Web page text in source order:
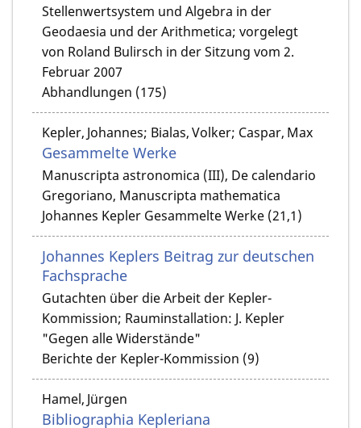
Stellenwertsystem und Algebra in der
Geodaesia und der Arithmetica; vorgelegt
von Roland Bulirsch in der Sitzung vom 2.
Februar 2007
Abhandlungen (175)
Kepler, Johannes; Bialas, Volker; Caspar, Max
Gesammelte Werke
Manuscripta astronomica (III), De calendario
Gregoriano, Manuscripta mathematica
Johannes Kepler Gesammelte Werke (21,1)
Johannes Keplers Beitrag zur deutschen
Fachsprache
Gutachten über die Arbeit der Kepler-
Kommission; Rauminstallation: J. Kepler
"Gegen alle Widerstände"
Berichte der Kepler-Kommission (9)
Hamel, Jürgen
Bibliographia Kepleriana